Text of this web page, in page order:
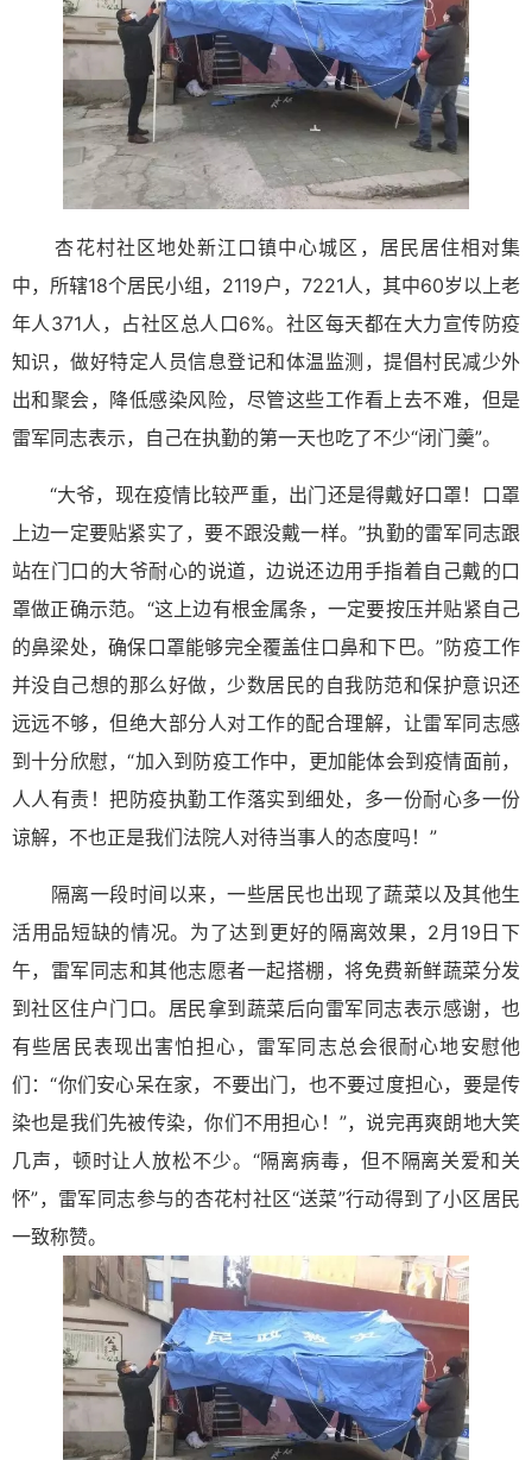
杏花村社区地处新江口镇中心城区，居民居住相对集
中，所辖18个居民小组，2119户，7221人，其中60岁以上老
年人371人，占社区总人口6%。社区每天都在大力宣传防疫
知识，做好特定人员信息登记和体温监测，提倡村民减少外
出和聚会，降低感染风险，尽管这些工作看上去不难，但是
雷军同志表示，自己在执勤的第一天也吃了不少“闭门羹”。
“大爷，现在疫情比较严重，出门还是得戴好口罩！口罩
上边一定要贴紧实了，要不跟没戴一样。”执勤的雷军同志跟
站在门口的大爷耐心的说道，边说还边用手指着自己戴的口
罩做正确示范。“这上边有根金属条，一定要按压并贴紧自己
的鼻梁处，确保口罩能够完全覆盖住口鼻和下巴。”防疫工作
并没自己想的那么好做，少数居民的自我防范和保护意识还
远远不够，但绝大部分人对工作的配合理解，让雷军同志感
到十分欣慰，“加入到防疫工作中，更加能体会到疫情面前，
人人有责！把防疫执勤工作落实到细处，多一份耐心多一份
谅解，不也正是我们法院人对待当事人的态度吗！”
隔离一段时间以来，一些居民也出现了蔬菜以及其他生
活用品短缺的情况。为了达到更好的隔离效果，2月19日下
午，雷军同志和其他志愿者一起搭棚，将免费新鲜蔬菜分发
到社区住户门口。居民拿到蔬菜后向雷军同志表示感谢，也
有些居民表现出害怕担心，雷军同志总会很耐心地安慰他
们：“你们安心呆在家，不要出门，也不要过度担心，要是传
染也是我们先被传染，你们不用担心！”，说完再爽朗地大笑
几声，顿时让人放松不少。“隔离病毒，但不隔离关爱和关
怀”，雷军同志参与的杏花村社区“送菜”行动得到了小区居民
一致称赞。